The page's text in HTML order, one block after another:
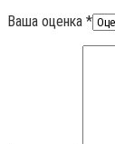
Ваша оценка *